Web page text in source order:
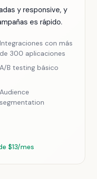
y responsive, y
es rápido.
Integraciones con más
de 300 aplicaciones
A/B testing básico
Audience
segmentation
$13/mes